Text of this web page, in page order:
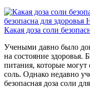
безопасна для здоровья
Какая доза соли
Учеными давно было
на состояние здоровья.
питания, которые
соль. Однако недавно
безопасная доза соли